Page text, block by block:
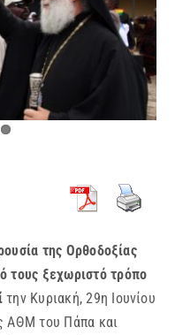
της Ορθοδοξίας
τους ξεχωριστό τρόπο
την Κυριακή, 29η Ιουνίου
ΑΘΜ του Πάπα και